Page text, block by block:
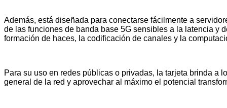
Además, está diseñada para conectarse fácilmente a
de las funciones de banda base 5G sensibles a la latencia y
formación de haces, la codificación de canales y la
Para su uso en redes públicas o privadas, la tarjeta brinda a
general de la red y aprovechar al máximo el potencial